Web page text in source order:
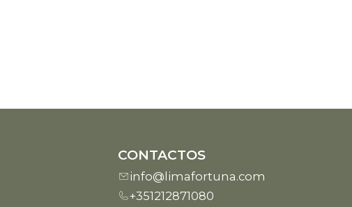
CONTACTOS
info@limafortuna.com
+351212871080